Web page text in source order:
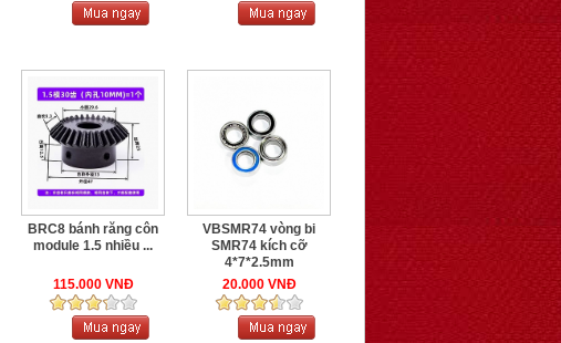
BRC8 bánh răng côn
module 1.5 nhiều ...
115.000 VNĐ
VBSMR74 vòng bi
SMR74 kích cỡ
4*7*2.5mm
20.000 VNĐ